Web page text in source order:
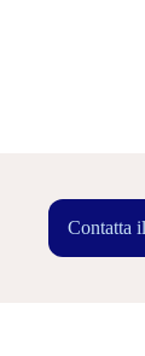
Contatta